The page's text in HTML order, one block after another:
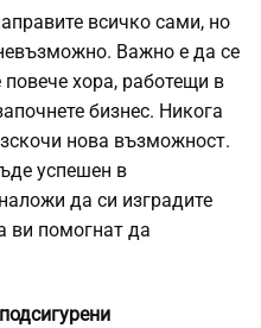
всичко сами, но
Важно е да се
хора, работещи в
бизнес. Никога
нова възможност.
успешен в
да си изградите
ви помогнат да